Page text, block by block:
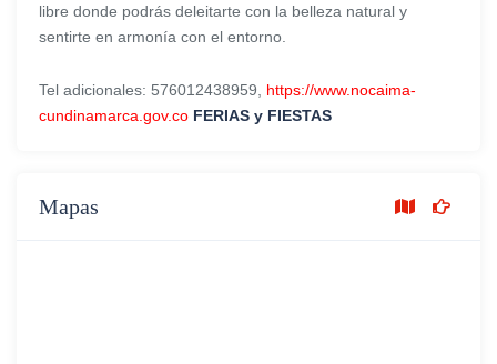
libre donde podrás deleitarte con la belleza natural y
sentirte en armonía con el entorno.
Tel adicionales: 576012438959, https://www.nocaima-
cundinamarca.gov.co FERIAS y FIESTAS
Mapas